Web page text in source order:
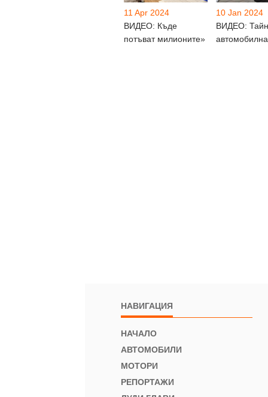
11 Apr 2024
ВИДЕО: Къде
потъват милионите»
10 Jan 2024
ВИДЕО:
НАВИГАЦИЯ
НАЧАЛО
АВТОМОБИЛИ
МОТОРИ
РЕПОРТАЖИ